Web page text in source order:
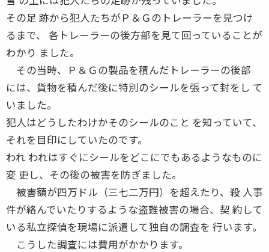
その足 跡から犯人たちがＰ＆Ｇのトレーラーを見つけ
るまで、 各トレーラーの後方部を見て回っていることが
わかり ました。
その当時、Ｐ＆Ｇの製品を積んだトレーラーの後部
には、貨物を積んだ後に特別のシールを張って封をし て
いました。
犯人はどうしたわけかそのシールのこと を知っていて、
それを目印にしていたのです。
われ われはすぐにシールをどこにでもあるようなものに
変 更し、その後の被害を防ぎました。
被害額が四万ドル（三七二万円）を超えたり、殺 人事
件が絡んでいたりするような盗難被害の場合、契 約して
いる私立探偵を現場に派遣して独自の調査を 行います。
こうした調査には費用がかかります。